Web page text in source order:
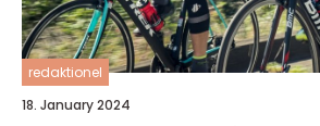
redaktionel
18. January 2024